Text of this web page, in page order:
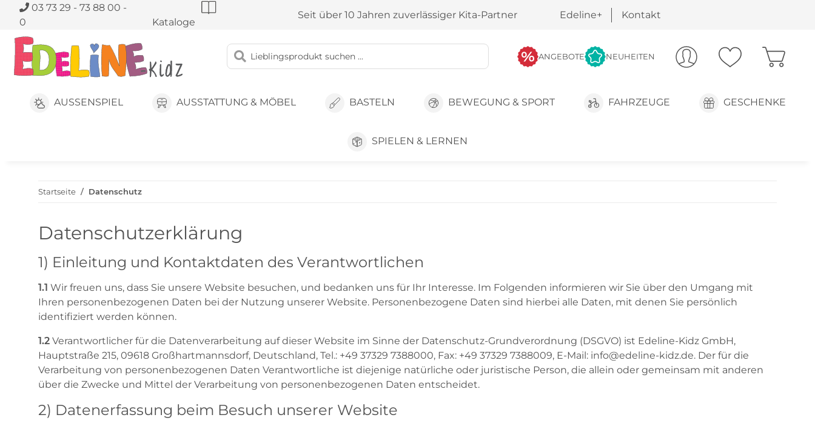
03 73 29 - 73 88 00 -
0
Kataloge
Seit über 10 Jahren zuverlässiger Kita-Partner Edeline+ Kontakt
ANGEBOTE NEUHEITEN
AUSSENSPIEL AUSSTATTUNG & MÖBEL BASTELN BEWEGUNG & SPORT FAHRZEUGE GESCHENKE
SPIELEN & LERNEN
Startseite Datenschutz
Datenschutzerklärung
1) Einleitung und Kontaktdaten des Verantwortlichen
1.1 Wir freuen uns, dass Sie unsere Website besuchen, und bedanken uns für Ihr Interesse. Im Folgenden informieren wir Sie über den Umgang mit
Ihren personenbezogenen Daten bei der Nutzung unserer Website. Personenbezogene Daten sind hierbei alle Daten, mit denen Sie persönlich
identifiziert werden können.
1.2 Verantwortlicher für die Datenverarbeitung auf dieser Website im Sinne der Datenschutz-Grundverordnung (DSGVO) ist Edeline-Kidz GmbH,
Hauptstraße 215, 09618 Großhartmannsdorf, Deutschland, Tel.: +49 37329 7388000, Fax: +49 37329 7388009, E-Mail: info@edeline-kidz.de. Der für die
Verarbeitung von personenbezogenen Daten Verantwortliche ist diejenige natürliche oder juristische Person, die allein oder gemeinsam mit anderen
über die Zwecke und Mittel der Verarbeitung von personenbezogenen Daten entscheidet.
2) Datenerfassung beim Besuch unserer Website